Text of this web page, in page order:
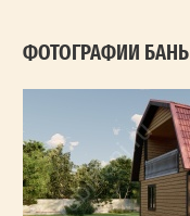
ФОТОГРАФИИ БАНЬ